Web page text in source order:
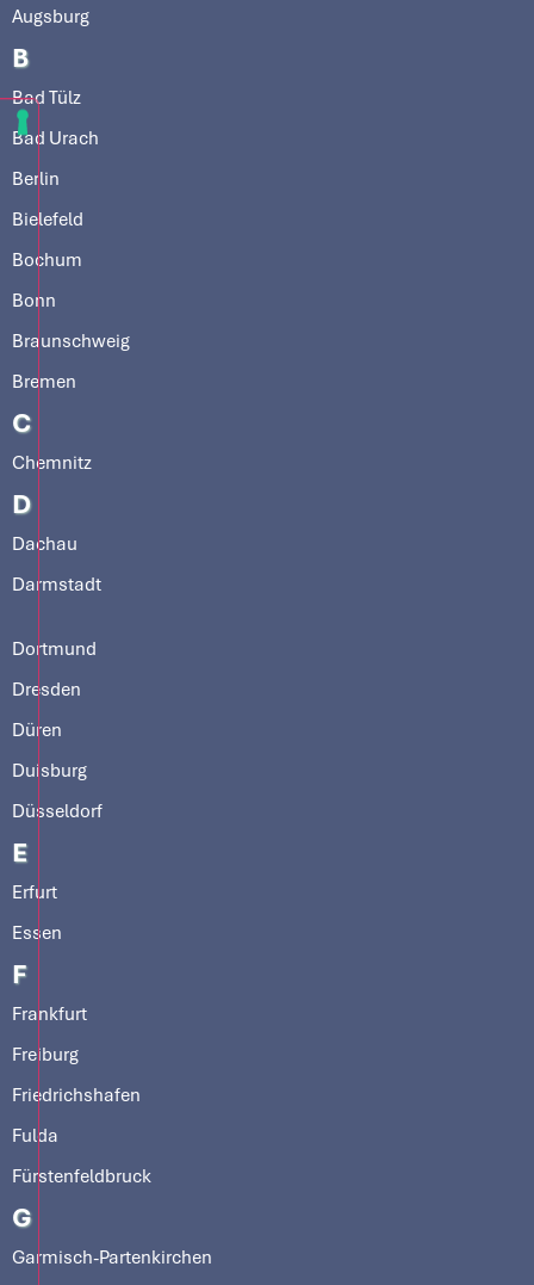
Augsburg
B
Bad Tülz
Bad Urach
Berlin
Bielefeld
Bochum
Bonn
Braunschweig
Bremen
C
Chemnitz
D
Dachau
Darmstadt
Dortmund
Dresden
Düren
Duisburg
Düsseldorf
E
Erfurt
Essen
F
Frankfurt
Freiburg
Friedrichshafen
Fulda
Fürstenfeldbruck
G
Garmisch-Partenkirchen